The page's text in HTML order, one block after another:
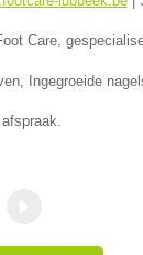
Care,
Ingegroeide